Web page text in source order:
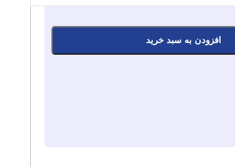
افزودن به سبد خرید